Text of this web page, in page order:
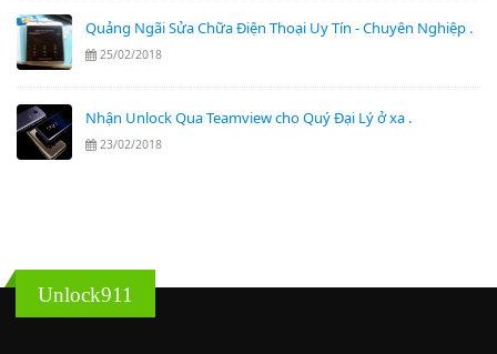
Quảng Ngãi Sửa Chữa Điện Thoại Uy Tín - Chuyên Nghiệp .
25/02/2018
Nhận Unlock Qua Teamview cho Quý Đại Lý ở xa .
23/02/2018
Unlock911